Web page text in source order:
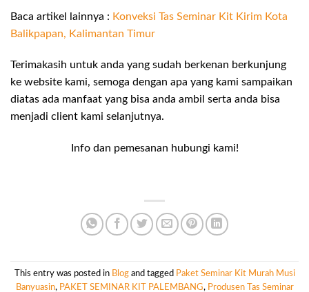
Baca artikel lainnya : Konveksi Tas Seminar Kit Kirim Kota
Balikpapan, Kalimantan Timur
Terimakasih untuk anda yang sudah berkenan berkunjung
ke website kami, semoga dengan apa yang kami sampaikan
diatas ada manfaat yang bisa anda ambil serta anda bisa
menjadi client kami selanjutnya.
Info dan pemesanan hubungi kami!
This entry was posted in Blogand tagged Paket Seminar Kit Murah Musi
Banyuasin, PAKET SEMINAR KIT PALEMBANG, Produsen Tas Seminar